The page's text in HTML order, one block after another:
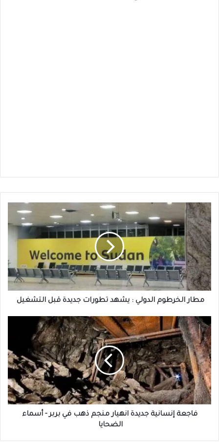
مطار
الخرطوم
الدولي
:
يشهد
تطورات
جديدة
قبل
التشغيل
مطار الخرطوم الدولي : يشهد تطورات جديدة قبل التشغيل
فاجعة
إنسانية
جديدة
انهيار
منجم
ذهب
في
بربر
-
أسماءفاجعة إنسانية جديدة انهيار منجم ذهب في بربر - أسماء
الضحايا